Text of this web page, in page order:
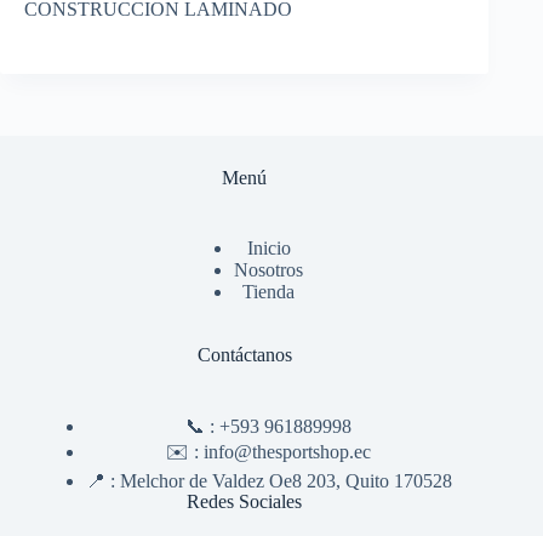
CONSTRUCCION LAMINADO
Menú
Inicio
Nosotros
Tienda
Contáctanos
📞 :+593 961889998
✉️ :info@thesportshop.ec
📍 : Melchor de Valdez Oe8 203, Quito 170528
Redes Sociales